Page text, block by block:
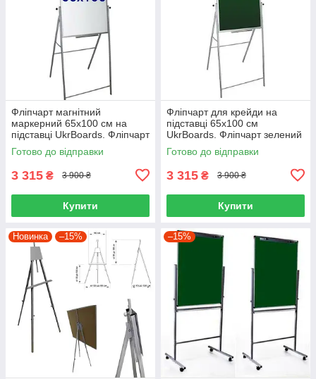
Фліпчарт магнітний
маркерний 65х100 см на
підставці UkrBoards. Фліпчарт
білий для маркеру
Готово до відправки
3 315 ₴ 3 900 ₴
Купити
Фліпчарт для крейди на
підставці 65х100 см
UkrBoards. Фліпчарт зелений
крейдовий на підставці
Готово до відправки
3 315 ₴ 3 900 ₴
Купити
Новинка –15% –15%